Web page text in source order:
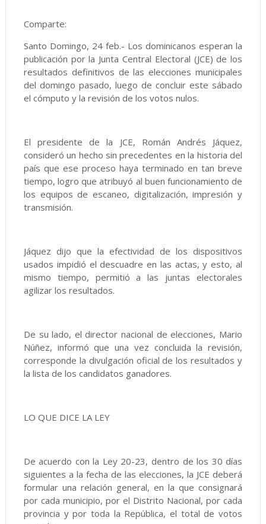
Comparte:
Santo Domingo, 24 feb.- Los dominicanos esperan la
publicación por la Junta Central Electoral (JCE) de los
resultados definitivos de las elecciones municipales
del domingo pasado, luego de concluir este sábado
el cómputo y la revisión de los votos nulos.
El presidente de la JCE, Román Andrés Jáquez,
consideró un hecho sin precedentes en la historia del
país que ese proceso haya terminado en tan breve
tiempo, logro que atribuyó al buen funcionamiento de
los equipos de escaneo, digitalización, impresión y
transmisión.
Jáquez dijo que la efectividad de los dispositivos
usados impidió el descuadre en las actas, y esto, al
mismo tiempo, permitió a las juntas electorales
agilizar los resultados.
De su lado, el director nacional de elecciones, Mario
Núñez, informó que una vez concluida la revisión,
corresponde la divulgación oficial de los resultados y
la lista de los candidatos ganadores.
LO QUE DICE LA LEY
De acuerdo con la Ley 20-23, dentro de los 30 días
siguientes a la fecha de las elecciones, la JCE deberá
formular una relación general, en la que consignará
por cada municipio, por el Distrito Nacional, por cada
provincia y por toda la República, el total de votos